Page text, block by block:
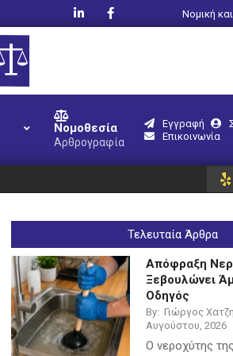
Νομική
Νομοθεσία
Αρθρογραφία
Εγγραφή
Επικοινωνία
Τελευταία Άρθρα
Απόφραξη
Ξεβουλώνει
Οδηγός
By: Γιώργος
Αυγούστου, 2026
Ο νεροχύτης